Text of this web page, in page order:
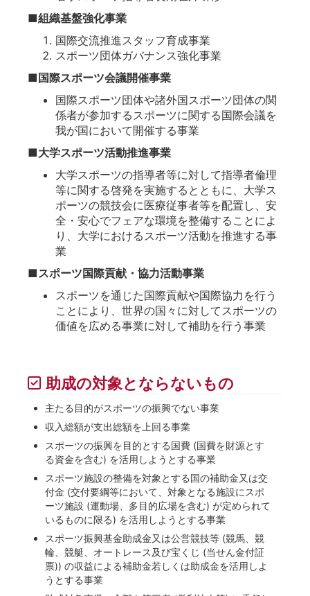
■組織基盤強化事業
国際交流推進スタッフ育成事業
スポーツ団体ガバナンス強化事業
■国際スポーツ会議開催事業
国際スポーツ団体や諸外国スポーツ団体の関
係者が参加するスポーツに関する国際会議を
我が国において開催する事業
■大学スポーツ活動推進事業
大学スポーツの指導者等に対して指導者倫理
等に関する啓発を実施するとともに、大学ス
ポーツの競技会に医療従事者等を配置し、安
全・安心でフェアな環境を整備することによ
り、大学におけるスポーツ活動を推進する事
業
■スポーツ国際貢献・協力活動事業
スポーツを通じた国際貢献や国際協力を行う
ことにより、世界の国々に対してスポーツの
価値を広める事業に対して補助を行う事業
助成の対象とならないもの
主たる目的がスポーツの振興でない事業
収入総額が支出総額を上回る事業
スポーツの振興を目的とする国費 (国費を財源とす
る資金を含む) を活用しようとする事業
スポーツ施設の整備を対象とする国の補助金又は交
付金 (交付要綱等において、対象となる施設にスポ
ーツ施設 (運動場、多目的広場を含む) が定められて
いるものに限る) を活用しようとする事業
スポーツ振興基金助成金又は公営競技等 (競馬、競
輪、競艇、オートレース及び宝くじ (当せん金付証
票)) の収益による補助金若しくは助成金を活用しよ
うとする事業